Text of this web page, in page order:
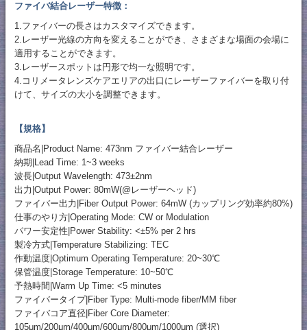
ファイバ結合レーザー特徴：
1.ファイバーの長さはカスタマイズできます。
2.レーザー光線の方向を変えることができ、さまざまな場面の会場に
適用することができます。
3.レーザースポットは円形で均一な照明です。
4.コリメータレンズケアエリアの出口にレーザーファイバーを取り付
けて、サイズの大小を調整できます。
【規格】
商品名|Product Name: 473nm ファイバー結合レーザー
納期|Lead Time: 1~3 weeks
波長|Output Wavelength: 473±2nm
出力|Output Power: 80mW(@レーザーヘッド)
ファイバー出力|Fiber Output Power: 64mW (カップリング効率約80%)
仕事のやり方|Operating Mode: CW or Modulation
パワー安定性|Power Stability: <±5% per 2 hrs
製冷方式|Temperature Stabilizing: TEC
作動温度|Optimum Operating Temperature: 20~30℃
保管温度|Storage Temperature: 10~50℃
予熱時間|Warm Up Time: <5 minutes
ファイバータイプ|Fiber Type: Multi-mode fiber/MM fiber
ファイバコア直径|Fiber Core Diameter:
105μm/200μm/400μm/600μm/800μm/1000μm (選択)